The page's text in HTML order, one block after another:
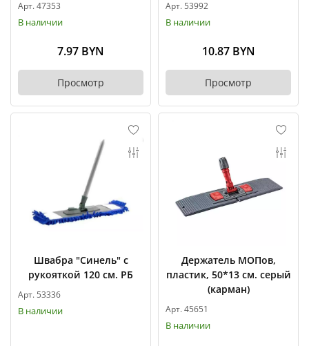
Арт. 47353
В наличии
7.97 BYN
Просмотр
Арт. 53992
В наличии
10.87 BYN
Просмотр
Швабра "Синель" с
рукояткой 120 см. РБ
Арт. 53336
В наличии
Держатель МОПов,
пластик, 50*13 см. серый
(карман)
Арт. 45651
В наличии